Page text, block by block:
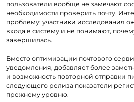
пользователи вообще не замечают
необходимости проверить почту.
проблему: участники исследования
входа в систему и не понимают,
завершилась.
Вместо оптимизации почтового
уведомления, добавляет более
и возможность повторной отправки
следующего релиза показатели
прежнему уровню.